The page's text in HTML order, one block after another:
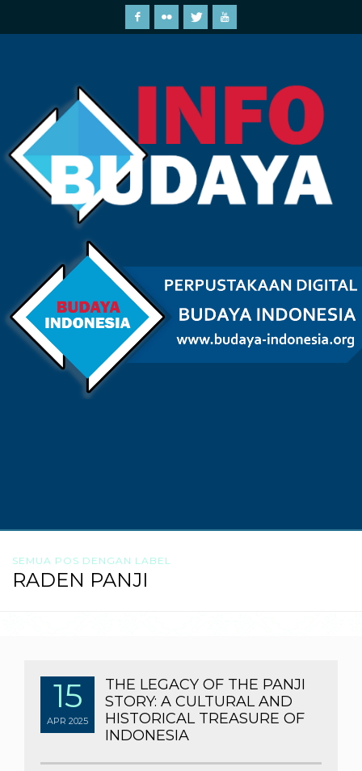
SEMUA POS DENGAN LABEL
RADEN PANJI
15
APR 2025
THE LEGACY OF THE PANJI
STORY: A CULTURAL AND
HISTORICAL TREASURE OF
INDONESIA